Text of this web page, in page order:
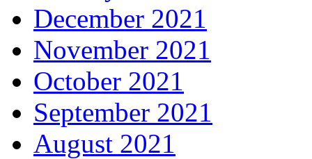
December 2021
November 2021
October 2021
September 2021
August 2021